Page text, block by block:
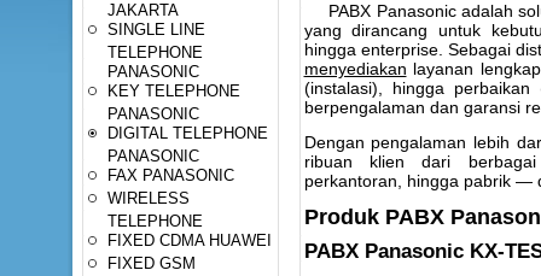
JAKARTA
SINGLE LINE
TELEPHONE
PANASONIC
KEY TELEPHONE
PANASONIC
DIGITAL TELEPHONE
PANASONIC
FAX PANASONIC
WIRELESS
TELEPHONE
FIXED CDMA HUAWEI
FIXED GSM
PABX Panasonic adalah
yang dirancang untuk
hingga enterprise. Sebagai
menyediakan layanan
(instalasi), hingga
berpengalaman dan garansi
Dengan pengalaman lebih
ribuan klien dari
perkantoran, hingga pabrik —
Produk PABX
PABX Panasonic KX-